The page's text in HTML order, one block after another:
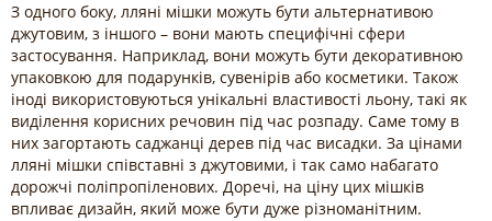
З одного боку, лляні мішки можуть бути альтернативою
джутовим, з іншого – вони мають специфічні сфери
застосування. Наприклад, вони можуть бути декоративною
упаковкою для подарунків, сувенірів або косметики. Також
іноді використовуються унікальні властивості льону, такі як
виділення корисних речовин під час розпаду. Саме тому в
них загортають саджанці дерев під час висадки. За цінами
лляні мішки співставні з джутовими, і так само набагато
дорожчі поліпропіленових. Доречі, на ціну цих мішків
впливає дизайн, який може бути дуже різноманітним.